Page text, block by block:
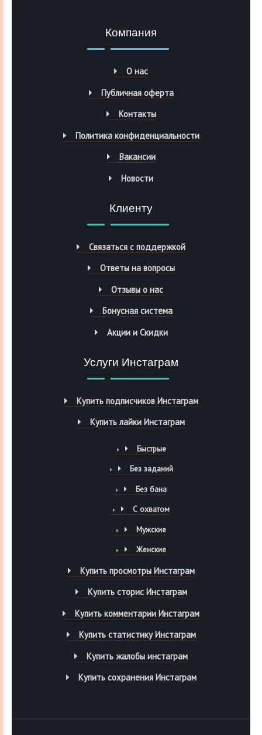
Компания
О нас
Публичная оферта
Контакты
Политика конфиденциальности
Вакансии
Новости
Клиенту
Связаться с поддержкой
Ответы на вопросы
Отзывы о нас
Бонусная система
Акции и Скидки
Услуги Инстаграм
Купить подписчиков Инстаграм
Купить лайки Инстаграм
Быстрые
Без заданий
Без бана
С охватом
Мужские
Женские
Купить просмотры Инстаграм
Купить сторис Инстаграм
Купить комментарии Инстаграм
Купить статистику Инстаграм
Купить жалобы инстаграм
Купить сохранения Инстаграм